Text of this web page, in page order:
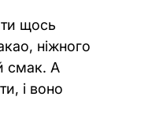
щось
ніжного
смак. А
і воно